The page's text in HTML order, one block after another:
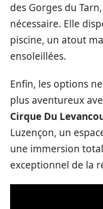
des Gorges du
nécessaire. Elle
piscine, un atout
ensoleillées.
Enfin, les options
plus aventureux
Cirque Du
Luzençon, un
une immersion
exceptionnel de la